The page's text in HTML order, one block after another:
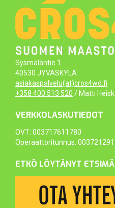
Sysmäläntie 1
40530 JYVÄSKYLÄ
asiakaspalvelu(at)cros4wd.fi
+358 400 513 520 / Matti
VERKKOLASKUTIEDOT
OVT: 003717611780
Operaattoritunnus:
ETKÖ LÖYTÄNYT